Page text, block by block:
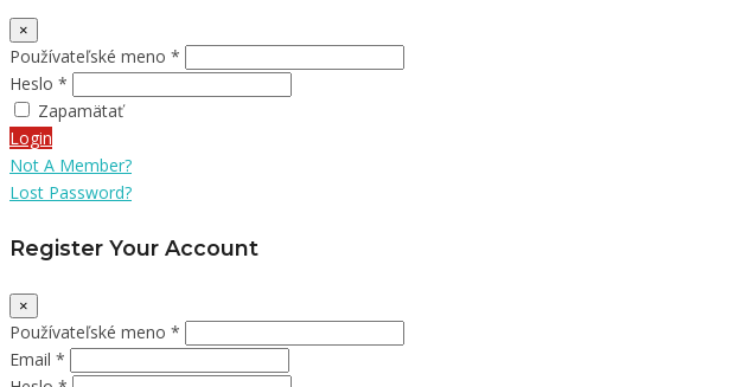
×
Používateľské meno *
Heslo *
Zapamätať
Login
Not A Member?
Lost Password?
Register Your Account
×
Používateľské meno *
Email *